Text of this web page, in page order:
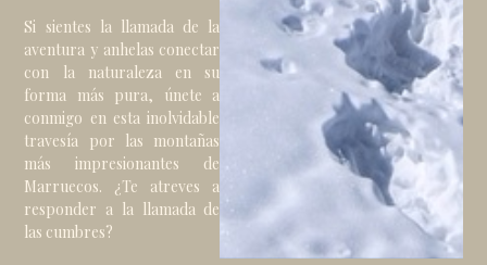
Si sientes la llamada de la
aventura y anhelas conectar
con la naturaleza en su
forma más pura, únete a
conmigo en esta inolvidable
travesía por las montañas
más impresionantes de
Marruecos. ¿Te atreves a
responder a la llamada de
las cumbres?